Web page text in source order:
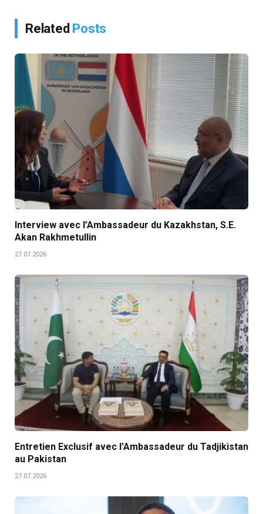
Related Posts
Interview avec l’Ambassadeur du Kazakhstan, S.E.
Akan Rakhmetullin
27.07.2026
Entretien Exclusif avec l’Ambassadeur du Tadjikistan
au Pakistan
27.07.2026